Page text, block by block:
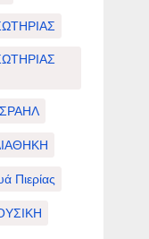
Πιερίας